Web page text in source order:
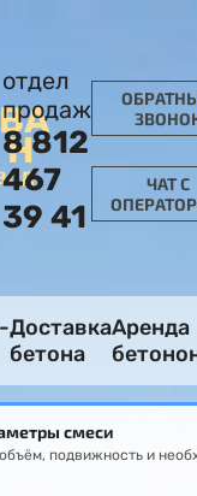
отдел
продаж
8 812
467
39 41
ЧАТ С
Доставка
бетона
Аренда
смеси
подвижность и